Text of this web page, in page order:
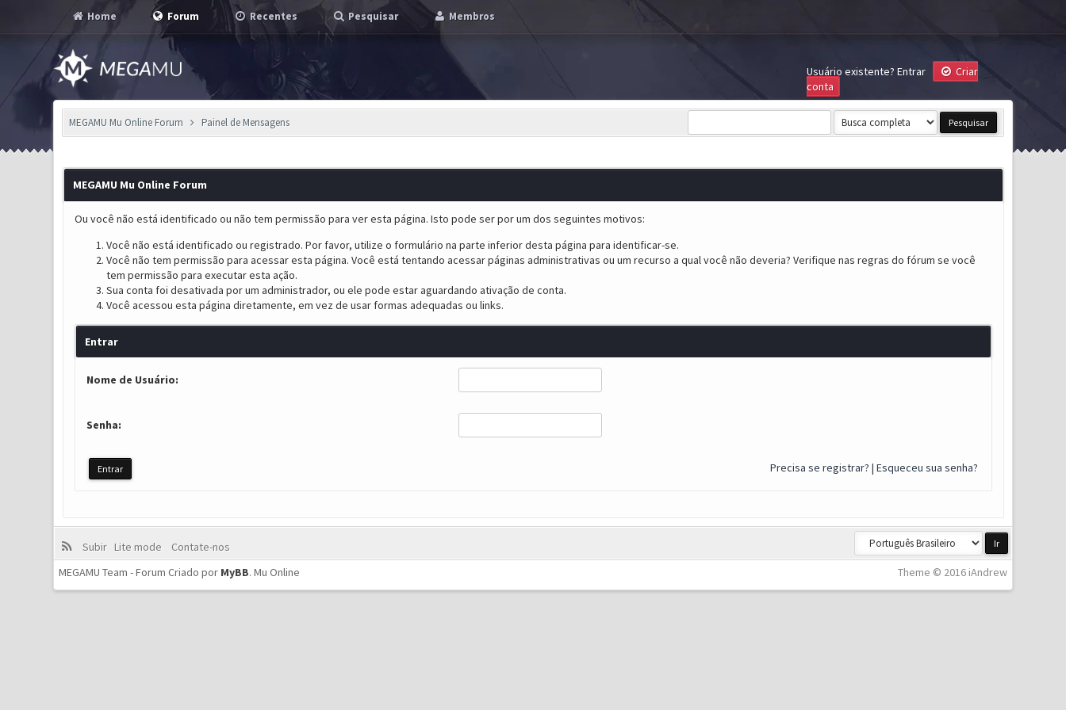
Home Forum Recentes Pesquisar Membros
Usuário existente? Entrar
Criar
conta
MEGAMU Mu Online Forum Painel de Mensagens
MEGAMU Mu Online Forum
Ou você não está identificado ou não tem permissão para ver esta página. Isto pode ser por um dos seguintes motivos:
Você não está identificado ou registrado. Por favor, utilize o formulário na parte inferior desta página para identificar-se.
Você não tem permissão para acessar esta página. Você está tentando acessar páginas administrativas ou um recurso a qual você não deveria? Verifique nas regras do fórum se você
tem permissão para executar esta ação.
Sua conta foi desativada por um administrador, ou ele pode estar aguardando ativação de conta.
Você acessou esta página diretamente, em vez de usar formas adequadas ou links.
Entrar
Nome de Usuário:
Senha:
Precisa se registrar? | Esqueceu sua senha?
Subir Lite mode
Contate-nos
Theme © 2016 iAndrew
MEGAMU Team - Forum Criado por MyBB.Mu Online